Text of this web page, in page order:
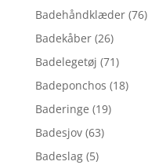
Badehåndklæder (76)
Badekåber (26)
Badelegetøj (71)
Badeponchos (18)
Baderinge (19)
Badesjov (63)
Badeslag (5)